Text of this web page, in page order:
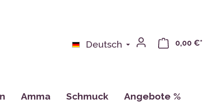
Deutsch 0,00 €*
Amma Schmuck Angebote %